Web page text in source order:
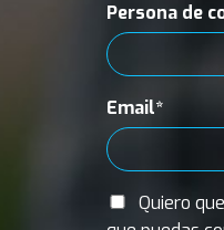
Persona de
Email*
Quiero